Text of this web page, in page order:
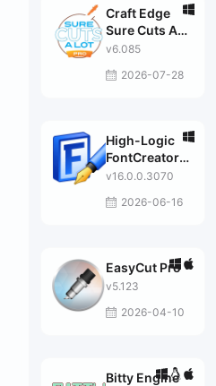
Craft Edge
Sure Cuts A
Lot Pro
v6.085
2026-07-28
High-Logic
FontCreator
Pro
v16.0.0.3070
2026-06-16
EasyCut Pro
v5.123
2026-04-10
Bitty Engine